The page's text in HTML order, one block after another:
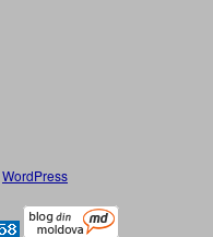
WordPress